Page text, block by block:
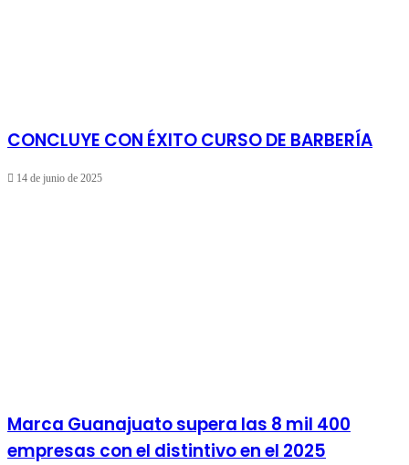
CONCLUYE CON ÉXITO CURSO DE BARBERÍA
14 de junio de 2025
Marca Guanajuato supera las 8 mil 400
empresas con el distintivo en el 2025